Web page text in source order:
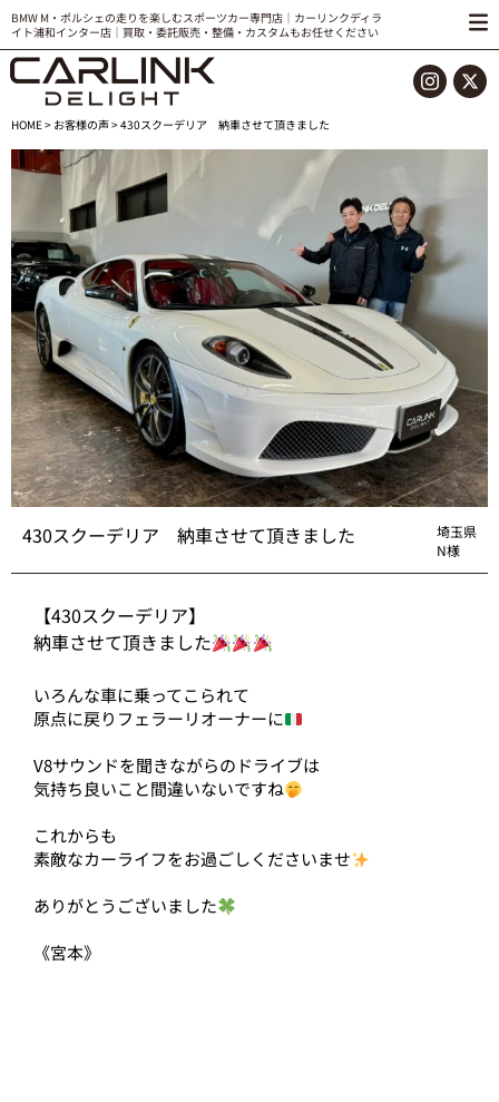
BMW M・ポルシェの走りを楽しむスポーツカー専門店｜カーリンクディラ
イト浦和インター店｜買取・委託販売・整備・カスタムもお任せください
HOME> お客様の声> 430スクーデリア 納車させて頂きました
430スクーデリア 納車させて頂きました
埼玉県
N様
【430スクーデリア】
納車させて頂きました
いろんな車に乗ってこられて
原点に戻りフェラーリオーナーに
V8サウンドを聞きながらのドライブは
気持ち良いこと間違いないですね
これからも
素敵なカーライフをお過ごしくださいませ
ありがとうございました
《宮本》